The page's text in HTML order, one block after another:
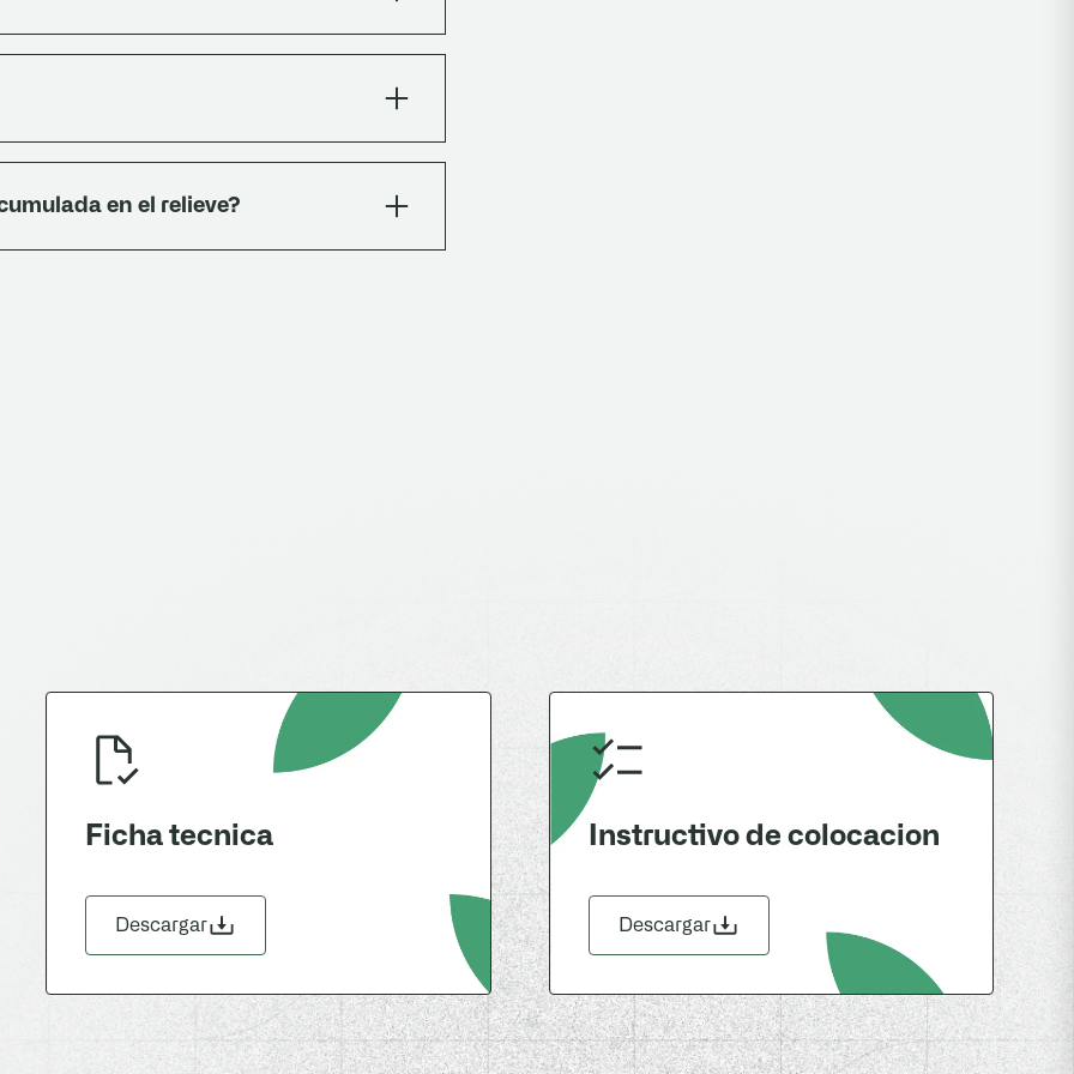
mm, dilatación 8-10 mm cada 3 m. Después
en el relieve?
Ficha tecnica
Descargar
Instructivo de colocacion
Descargar